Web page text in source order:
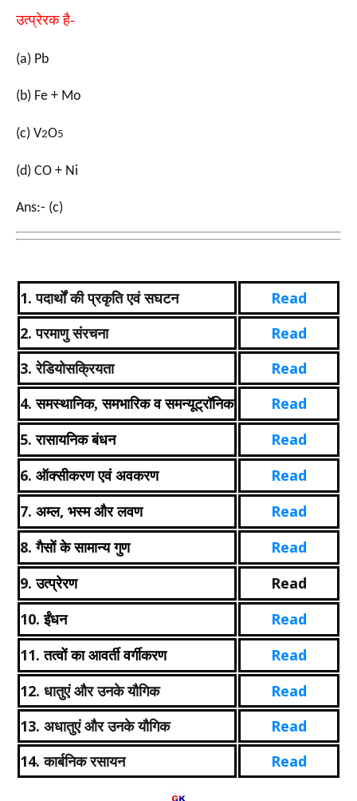
उत्प्रेरक है-
(a) Pb
(b) Fe + Mo
(c) V2O5
(d) CO + Ni
Ans:- (c)
1. पदार्थों की प्रकृति एवं सघटन
Read
2. परमाणु संरचना
Read
3. रेडियोसक्रियता
Read
4.समस्थानिक, समभारिक व समन्यूट्रॉनिक
Read
5.रासायनिक बंधन
Read
6. ऑक्सीकरण एवं अवकरण
Read
7. अम्ल, भस्म और लवण
Read
8.गैसों के सामान्य गुण
Read
9.उत्प्रेरण
Read
10.ईंधन
Read
11.तत्वों का आवर्ती वर्गीकरण
Read
12. धातुएं और उनके यौगिक
Read
13. अधातुएं और उनके यौगिक
Read
14. कार्बनिक रसायन
Read